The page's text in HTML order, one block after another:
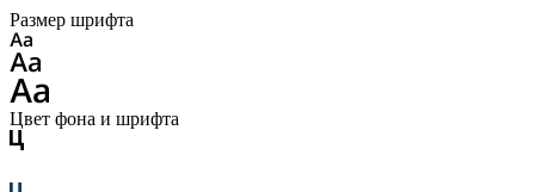
Размер шрифта
Цвет фона и шрифта